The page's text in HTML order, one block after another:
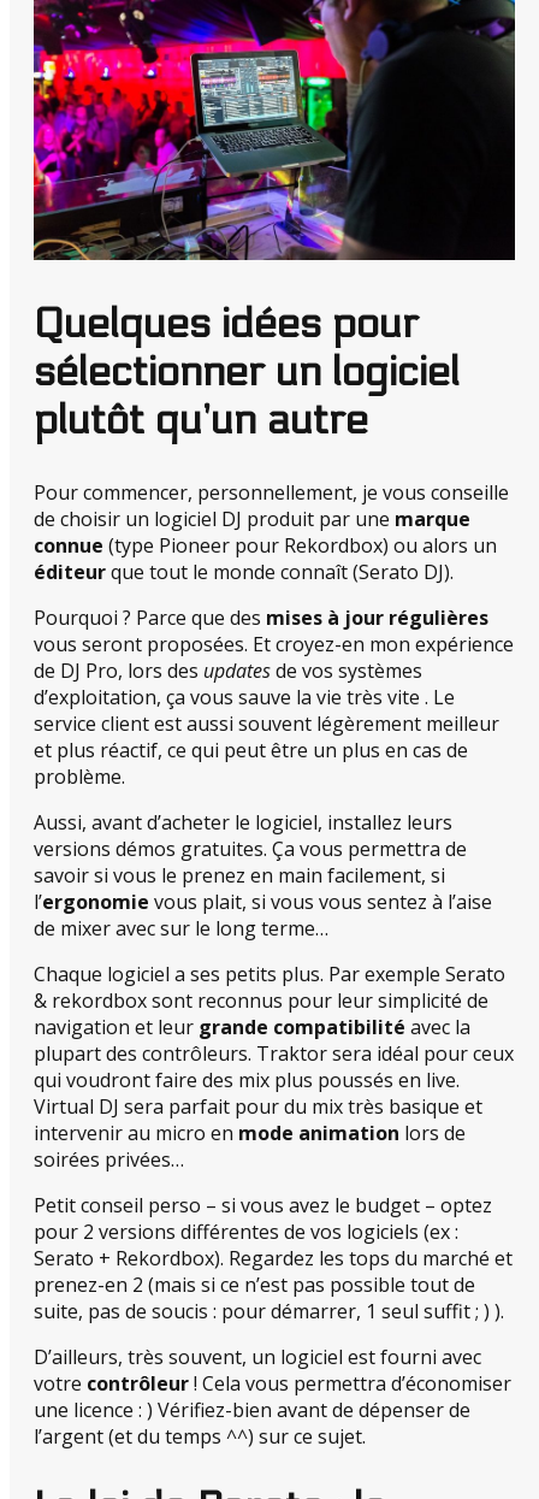
Quelques idées pour
sélectionner un logiciel
plutôt qu’un autre
Pour commencer, personnellement, je vous conseille
de choisir un logiciel DJ produit par une marque
connue (type Pioneer pour Rekordbox) ou alors un
éditeurque tout le monde connaît (Serato DJ).
Pourquoi ? Parce que des mises à jour régulières
vous seront proposées. Et croyez-en mon expérience
de DJ Pro, lors des updatesde vos systèmes
d’exploitation, ça vous sauve la vie très vite . Le
service client est aussi souvent légèrement meilleur
et plus réactif, ce qui peut être un plus en cas de
problème.
Aussi, avant d’acheter le logiciel, installez leurs
versions démos gratuites. Ça vous permettra de
savoir si vous le prenez en main facilement, si
l’ergonomie vous plait, si vous vous sentez à l’aise
de mixer avec sur le long terme…
Chaque logiciel a ses petits plus. Par exemple Serato
& rekordbox sont reconnus pour leur simplicité de
navigation et leur grande compatibilité avec la
plupart des contrôleurs. Traktor sera idéal pour ceux
qui voudront faire des mix plus poussés en live.
Virtual DJ sera parfait pour du mix très basique et
intervenir au micro en mode animation lors de
soirées privées…
Petit conseil perso – si vous avez le budget – optez
pour 2 versions différentes de vos logiciels (ex :
Serato + Rekordbox). Regardez les tops du marché et
prenez-en 2 (mais si ce n’est pas possible tout de
suite, pas de soucis : pour démarrer, 1 seul suffit ; ) ).
D’ailleurs, très souvent, un logiciel est fourni avec
votre contrôleur! Cela vous permettra d’économiser
une licence : ) Vérifiez-bien avant de dépenser de
l’argent (et du temps ^^) sur ce sujet.